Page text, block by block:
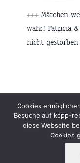
+++ Märchen
wahr! Patricia
nicht
Beiträge Archiv
Kopp
Cookies
Besuche auf kopp-
diese Webseite
Cookies